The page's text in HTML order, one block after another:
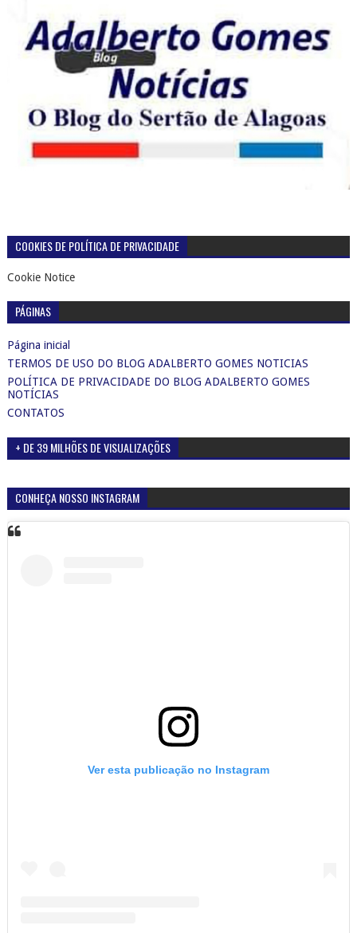
COOKIES DE POLÍTICA DE PRIVACIDADE
Cookie Notice
PÁGINAS
Página inicial
TERMOS DE USO DO BLOG ADALBERTO GOMES NOTICIAS
POLÍTICA DE PRIVACIDADE DO BLOG ADALBERTO GOMES
NOTÍCIAS
CONTATOS
+ DE 39 MILHÕES DE VISUALIZAÇÕES
CONHEÇA NOSSO INSTAGRAM
Ver esta publicação no Instagram